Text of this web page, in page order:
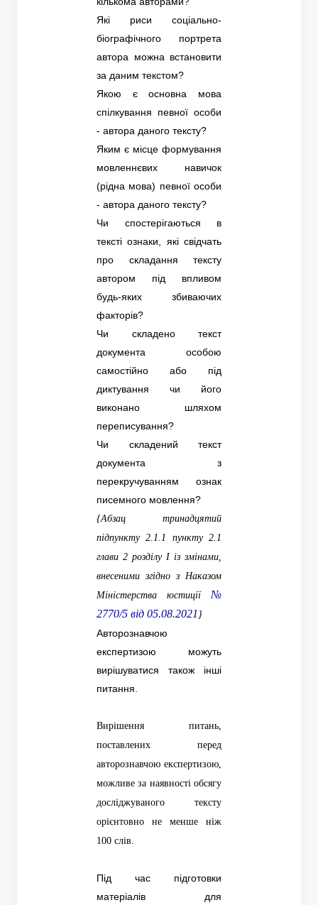
Які риси соціально-
біографічного портрета
автора можна встановити
за даним текстом?
Якою є основна мова
спілкування певної особи
- автора даного тексту?
Яким є місце формування
мовленнєвих навичок
(рідна мова) певної особи
- автора даного тексту?
Чи спостерігаються в
тексті ознаки, які свідчать
про складання тексту
автором під впливом
будь-яких збиваючих
факторів?
Чи складено текст
документа особою
самостійно або під
диктування чи його
виконано шляхом
переписування?
Чи складений текст
документа з
перекручуванням ознак
писемного мовлення?
{Абзац тринадцятий
підпункту 2.1.1 пункту 2.1
глави 2 розділу I із змінами,
внесеними згідно з Наказом
Міністерства юстиції №
2770/5 від 05.08.2021 }
Авторознавчою
експертизою можуть
вирішуватися також інші
питання.
Вирішення питань,
поставлених перед
авторознавчою експертизою,
можливе за наявності обсягу
досліджуваного тексту
орієнтовно не менше ніж
100 слів.
Під час підготовки
матеріалів для